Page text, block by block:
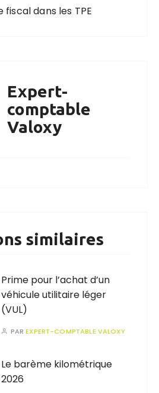
dans les TPE
Expert-
comptable
Valoxy
similaires
Prime pour l’achat d’un
véhicule utilitaire léger
(VUL)
PAREXPERT-COMPTABLE VALOXY
Le barème kilométrique
2026